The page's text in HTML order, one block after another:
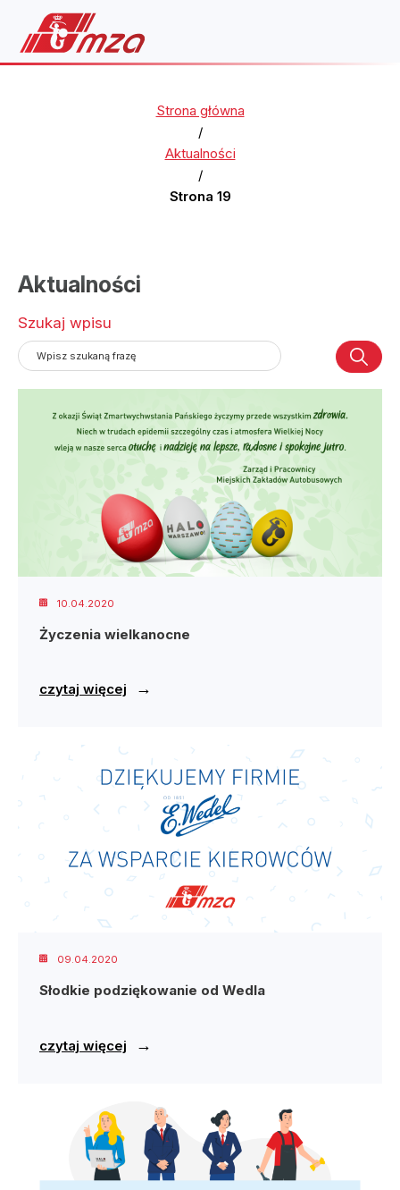
Strona główna
/
Aktualności
/
Strona 19
Aktualności
Szukaj wpisu
10.04.2020
Życzenia wielkanocne
czytaj więcej →
09.04.2020
Słodkie podziękowanie od Wedla
czytaj więcej →